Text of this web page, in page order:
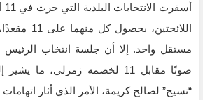
صوتًا مقابل 11 لخصمه زمرلي،
“نسيج” لصالح كريمة، الأمر الذي أثار اتهامات